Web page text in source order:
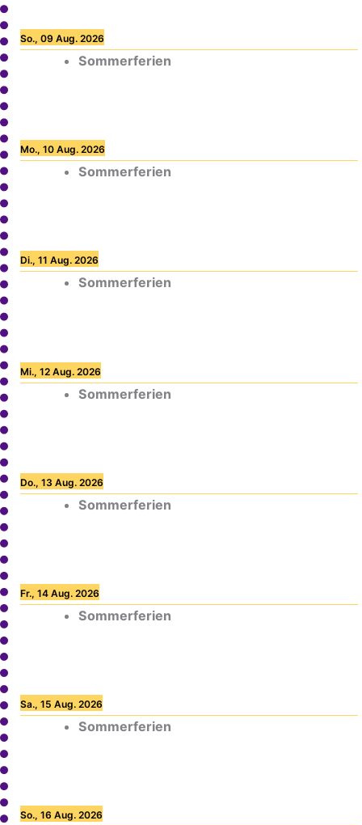
So., 09 Aug. 2026
Sommerferien
Mo., 10 Aug. 2026
Sommerferien
Di., 11 Aug. 2026
Sommerferien
Mi., 12 Aug. 2026
Sommerferien
Do., 13 Aug. 2026
Sommerferien
Fr., 14 Aug. 2026
Sommerferien
Sa., 15 Aug. 2026
Sommerferien
So., 16 Aug. 2026